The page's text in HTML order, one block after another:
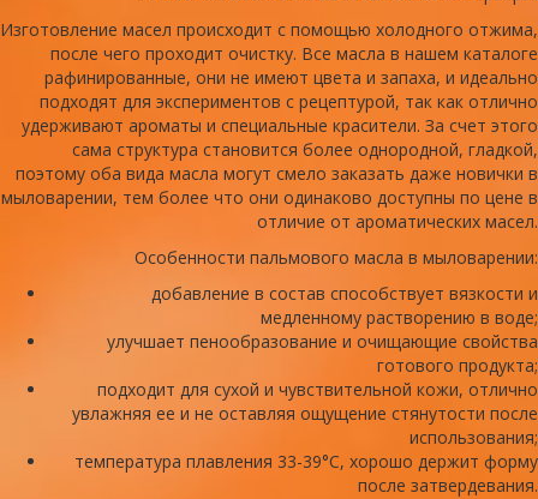
Изготовление масел происходит с помощью холодного отжима,
после чего проходит очистку. Все масла в нашем каталоге
рафинированные, они не имеют цвета и запаха, и идеально
подходят для экспериментов с рецептурой, так как отлично
удерживают ароматы и специальные красители. За счет этого
сама структура становится более однородной, гладкой,
поэтому оба вида масла могут смело заказать даже новички в
мыловарении, тем более что они одинаково доступны по цене в
отличие от ароматических масел.
Особенности пальмового масла в мыловарении:
добавление в состав способствует вязкости и
медленному растворению в воде;
улучшает пенообразование и очищающие свойства
готового продукта;
подходит для сухой и чувствительной кожи, отлично
увлажняя ее и не оставляя ощущение стянутости после
использования;
температура плавления 33-39°C, хорошо держит форму
после затвердевания.